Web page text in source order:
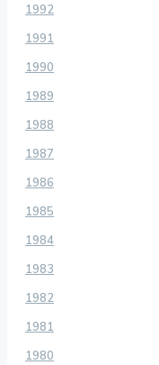
1992
1991
1990
1989
1988
1987
1986
1985
1984
1983
1982
1981
1980